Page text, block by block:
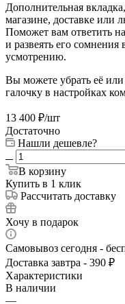
Дополнительная
магазине, доставке или
Поможет вам ответить
и развеять его
усмотрению.
Вы можете убрать её
галочку в настройках
13 400 ₽/шт
Достаточно
Нашли дешевле?
В корзину
Купить в 1 клик
Рассчитать доставку
Хочу в подарок
Самовывоз сегодня -
Доставка завтра - 390 ₽
Характеристики
В наличии
—